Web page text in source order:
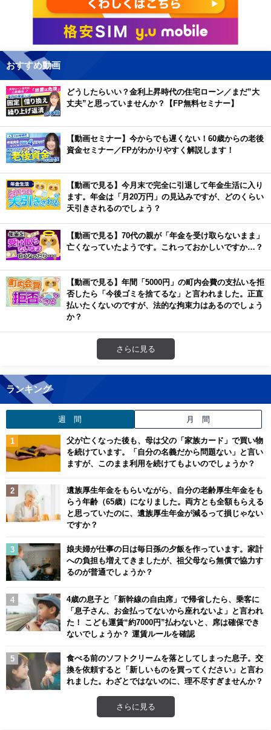
おすすめ動画
どうしたらいい？金利上昇時代の住宅ローン／まだ”大
丈夫”と思っていませんか？【FP無料セミナー】
【動画セミナー】今からでも遅くない！60歳からの老後
資金セミナー／FPがわかりやすく解説します！
【動画で見る】今月末で完全に引退して年金生活に入り
ます。年金は「月20万円」の見込みですが、どのくらい
天引きされるのでしょう？
【動画で見る】70代の親が「年金を受け取らないまま」
亡くなっていたようです。これっておかしいですか…？
【動画で見る】年間「5000円」の町内会費の支払いを拒
否したら「今後ゴミを捨てるな」と言われました。正直
払いたくないのですが、法的な拘束力はあるのでしょう
か？
さらに見る
ランキング
週 間 月 間
父が亡くなった後も、母は父の「家族カード」で買い物
を続けています。「自分の名義だから問題ない」と言い
ますが、このまま利用を続けてもよいのでしょうか？
遺族厚生年金をもらいながら、自分の老齢厚生年金をも
らう年齢（65歳）になりました。両方とも全額もらえる
と思っていたのに、遺族厚生年金が減るって損じゃない
ですか？
娘夫婦が仕事の日は毎日孫の夕飯を作っています。家計
への負担も増えてきましたが、祖父母なら無償で協力す
るのが普通でしょうか？
4歳の息子と「新幹線の自由席」で帰省したら、乗客に
「息子さん、お金払ってないから座れないよ」と言われ
た！ こども運賃“約7000円”払わないと、席は確保でき
ないでしょうか？ 運賃ルールを確認
食べる前のソフトクリームを落としてしまった息子。交
換を依頼すると「新しいものを買ってください」と言わ
れました。わざとではないのに、理不尽すぎませんか？
さらに見る